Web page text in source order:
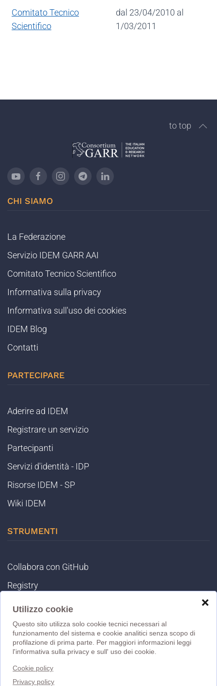
Utilizzo cookie
Questo sito utilizza solo cookie tecnici necessari al
funzionamento del sistema e cookie analitici senza scopo di
profilazione di prima parte. Per maggiori informazioni leggi
l'informativa sulla privacy e sull' uso dei cookie.
Cookie policy
Privacy policy
❌
Comitato Tecnico
Scientifico
dal 23/04/2010 al
1/03/2011
to top
CHI SIAMO
La Federazione
Servizio IDEM GARR AAI
Comitato Tecnico Scientifico
Informativa sulla privacy
Informativa sull'uso dei cookies
IDEM Blog
Contatti
PARTECIPARE
Aderire ad IDEM
Registrare un servizio
Partecipanti
Servizi d'identità - IDP
Risorse IDEM - SP
Wiki IDEM
STRUMENTI
Collabora con GitHub
Registry
IDEM Tools
MET
eduGAIN DB
Statistiche